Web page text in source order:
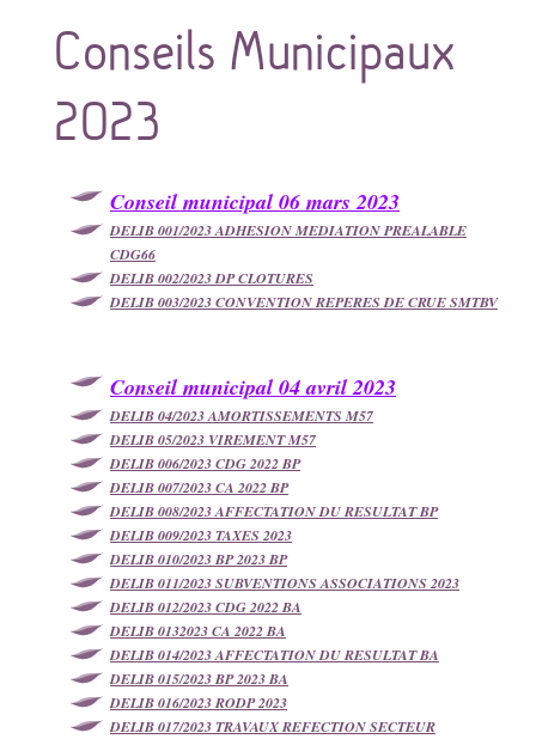
VOTRE VILLAGE
CCAS / L'ASSISTANTE SOCIALE
PERPIGNAN MÉDITERRANÉE MÉTROPOLE
VIE PRATIQUE
Conseils Municipaux
2023
Conseil municipal 06 mars 2023
DELIB 001/2023 ADHESION MEDIATION PREALABLE
CDG66
DELIB 002/2023 DP CLOTURES
DELIB 003/2023 CONVENTION REPERES DE CRUE SMTBV
Conseil municipal 04 avril 2023
DELIB 04/2023 AMORTISSEMENTS M57
DELIB 05/2023 VIREMENT M57
DELIB 006/2023 CDG 2022 BP
DELIB 007/2023 CA 2022 BP
DELIB 008/2023 AFFECTATION DU RESULTAT BP
DELIB 009/2023 TAXES 2023
DELIB 010/2023 BP 2023 BP
DELIB 011/2023 SUBVENTIONS ASSOCIATIONS 2023
DELIB 012/2023 CDG 2022 BA
DELIB 0132023 CA 2022 BA
DELIB 014/2023 AFFECTATION DU RESULTAT BA
DELIB 015/2023 BP 2023 BA
DELIB 016/2023 RODP 2023
DELIB 017/2023 TRAVAUX REFECTION SECTEUR